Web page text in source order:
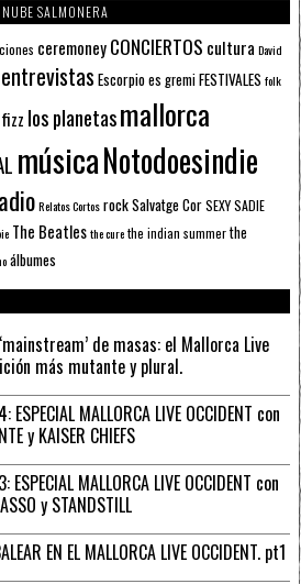
NUBE SALMONERA
ceremoneyCONCIERTOS cultura David
entrevistas Escorpioes gremiFESTIVALES folk
los planetasmallorca
músicaNotodoesindie
Relatos CortosrockSalvatge CorSEXY SADIE
The Beatlesthe curethe indian summerthe
álbumes
de masas: el Mallorca Live
más mutante y plural.
ESPECIAL MALLORCA LIVE OCCIDENT con
y KAISER CHIEFS
ESPECIAL MALLORCA LIVE OCCIDENT con
y STANDSTILL
EN EL MALLORCA LIVE OCCIDENT. pt1